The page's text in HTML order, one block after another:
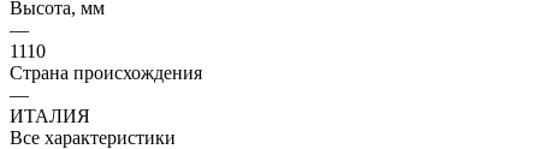
Высота, мм
—
1110
Страна происхождения
—
ИТАЛИЯ
Все характеристики